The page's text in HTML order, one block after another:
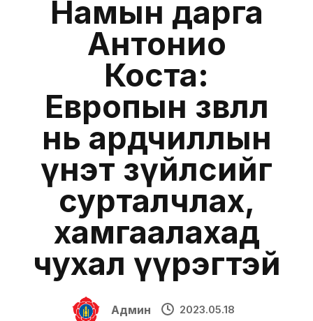
Намын дарга
Антонио
Коста:
Европын зөвлөл
нь ардчиллын
үнэт зүйлсийг
сурталчлах,
хамгаалахад
чухал үүрэгтэй
Админ 2023.05.18